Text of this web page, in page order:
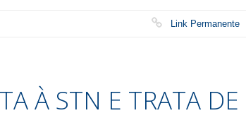
Link Permanente
À STN E TRATA DE